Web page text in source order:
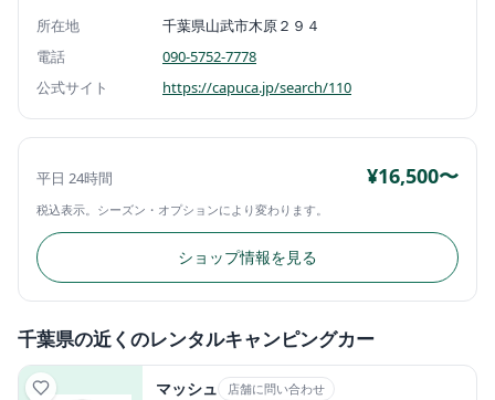
所在地
千葉県山武市木原２９４
電話
090-5752-7778
公式サイト
https://capuca.jp/search/110
平日 24時間 ¥16,500〜
税込表示。シーズン・オプションにより変わります。
ショップ情報を見る
千葉県の近くのレンタルキャンピングカー
マッシュ 店舗に問い合わせ